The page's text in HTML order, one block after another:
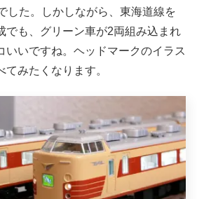
した。しかしながら、東海道線を
でも、グリーン車が2両組み込まれ
いいですね。ヘッドマークのイラス
てみたくなります。